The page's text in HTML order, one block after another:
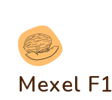
Mexel F1